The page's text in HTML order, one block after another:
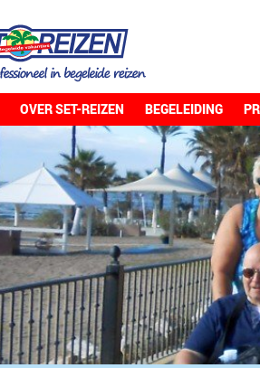
OVER SET-REIZEN BEGELEIDING